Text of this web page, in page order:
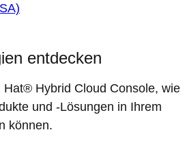
entdecken
Hat® Hybrid Cloud Console, wie
und -Lösungen in Ihrem
können.